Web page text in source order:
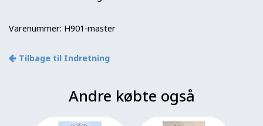
Varenummer: H901-master
Tilbage til Indretning
Andre købte også